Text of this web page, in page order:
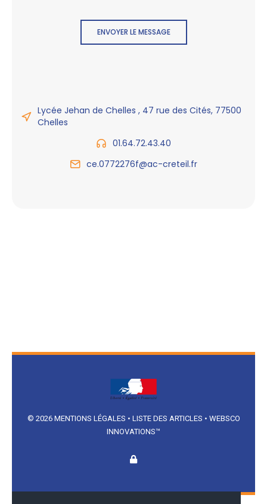
ENVOYER LE MESSAGE
Lycée Jehan de Chelles , 47 rue des Cités, 77500
Chelles
01.64.72.43.40
ce.0772276f@ac-creteil.fr
© 2026 MENTIONS LÉGALES • LISTE DES ARTICLES • WEBSCO
INNOVATIONS™